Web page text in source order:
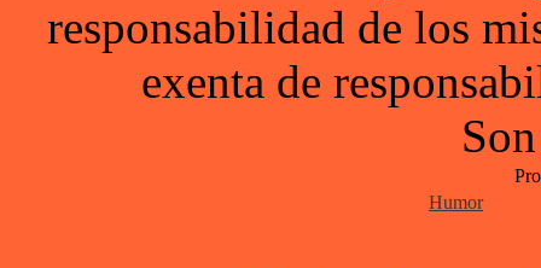
responsabilidad de los
exenta de
Humor